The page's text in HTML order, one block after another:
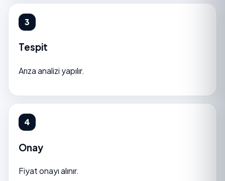
Tespit
Arıza analizi yapılır.
Onay
Fiyat onayı alınır.